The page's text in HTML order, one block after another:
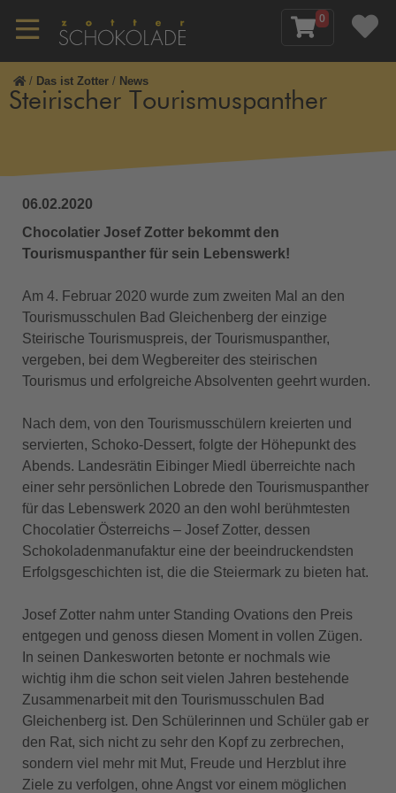
0
/ Das ist Zotter / News
Steirischer Tourismuspanther
06.02.2020
Chocolatier Josef Zotter bekommt den
Tourismuspanther für sein Lebenswerk!
Am 4. Februar 2020 wurde zum zweiten Mal an den
Tourismusschulen Bad Gleichenberg der einzige
Steirische Tourismuspreis, der Tourismuspanther,
vergeben, bei dem Wegbereiter des steirischen
Tourismus und erfolgreiche Absolventen geehrt wurden.
Nach dem, von den Tourismusschülern kreierten und
servierten, Schoko-Dessert, folgte der Höhepunkt des
Abends. Landesrätin Eibinger Miedl überreichte nach
einer sehr persönlichen Lobrede den Tourismuspanther
für das Lebenswerk 2020 an den wohl berühmtesten
Chocolatier Österreichs – Josef Zotter, dessen
Schokoladenmanufaktur eine der beeindruckendsten
Erfolgsgeschichten ist, die die Steiermark zu bieten hat.
Josef Zotter nahm unter Standing Ovations den Preis
entgegen und genoss diesen Moment in vollen Zügen.
In seinen Dankesworten betonte er nochmals wie
wichtig ihm die schon seit vielen Jahren bestehende
Zusammenarbeit mit den Tourismusschulen Bad
Gleichenberg ist. Den Schülerinnen und Schüler gab er
den Rat, sich nicht zu sehr den Kopf zu zerbrechen,
sondern viel mehr mit Mut, Freude und Herzblut ihre
Ziele zu verfolgen, ohne Angst vor einem möglichen